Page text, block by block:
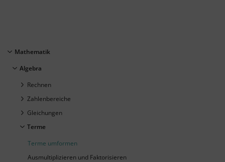
Mathematik
Algebra
Rechnen
Zahlenbereiche
Gleichungen
Terme
Terme umformen
Ausmultiplizieren und Faktorisieren